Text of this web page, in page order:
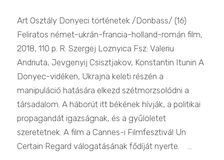
Art Osztály Donyeci történetek /Donbass/ (16)
Feliratos német-ukrán-francia-holland-román film,
2018, 110 p. R: Szergej Loznyica Fsz: Valeriu
Andriuta, Jevgenyij Csisztjakov, Konstantin Itunin A
Donyec-vidéken, Ukrajna keleti részén a
manipuláció hatására elkezd szétmorzsolódni a
társadalom. A háborút itt békének hívják, a politikai
propagandát igazságnak, és a gyűlöletet
szeretetnek. A film a Cannes-i Filmfesztivál Un
Certain Regard válogatásának fődíját nyerte. ...